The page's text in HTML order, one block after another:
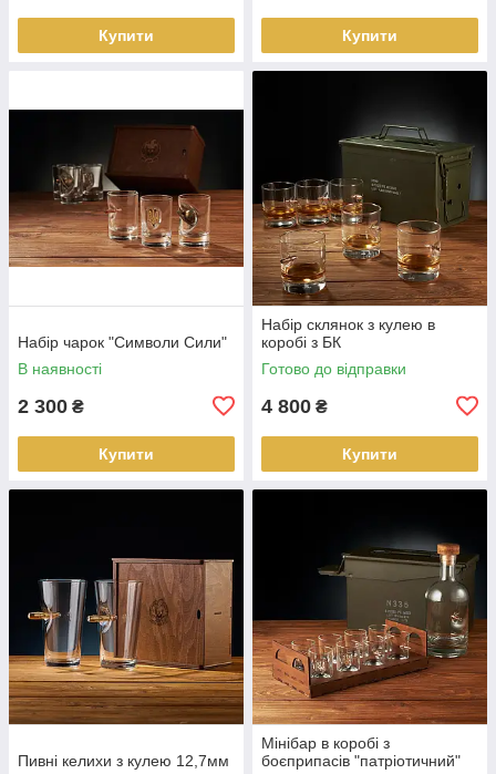
Купити Купити
Набір чарок "Символи Сили"
В наявності
2 300 ₴
Купити
Набір склянок з кулею в
коробі з БК
Готово до відправки
4 800 ₴
Купити
Пивні келихи з кулею 12,7мм
Мінібар в коробі з
боєприпасів "патріотичний"